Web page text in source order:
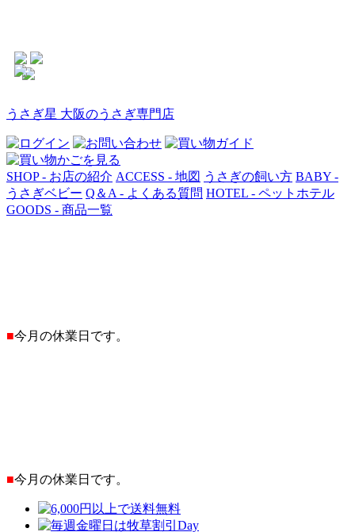
うさぎ星 大阪のうさぎ専門店
SHOP - お店の紹介 ACCESS - 地図 うさぎの飼い方 BABY -
うさぎベビー Q＆A - よくある質問 HOTEL - ペットホテル
GOODS - 商品一覧
■今月の休業日です。
■今月の休業日です。